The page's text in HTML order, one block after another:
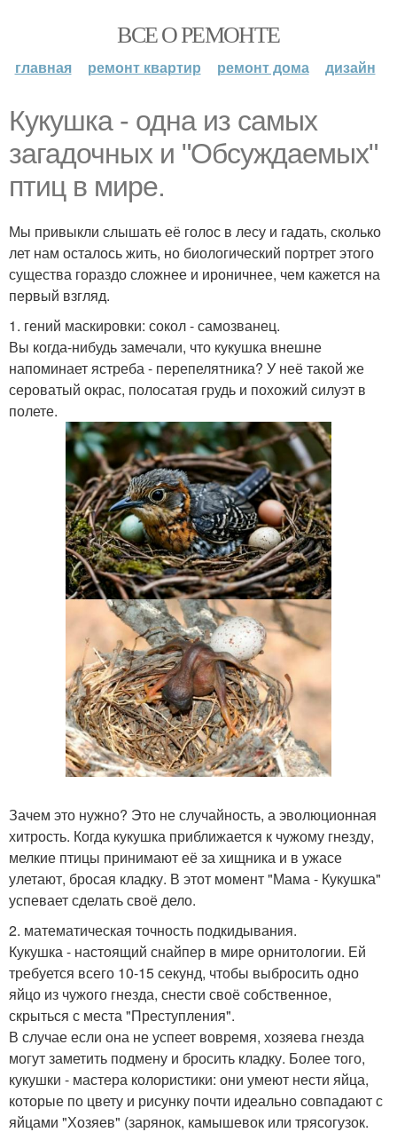
ВСЕ О РЕМОНТЕ
главная ремонт квартир ремонт дома дизайн
Кукушка - одна из самых
загадочных и "Обсуждаемых"
птиц в мире.
Мы привыкли слышать её голос в лесу и гадать, сколько
лет нам осталось жить, но биологический портрет этого
существа гораздо сложнее и ироничнее, чем кажется на
первый взгляд.
1. гений маскировки: сокол - самозванец.
Вы когда-нибудь замечали, что кукушка внешне
напоминает ястреба - перепелятника? У неё такой же
сероватый окрас, полосатая грудь и похожий силуэт в
полете.
Зачем это нужно? Это не случайность, а эволюционная
хитрость. Когда кукушка приближается к чужому гнезду,
мелкие птицы принимают её за хищника и в ужасе
улетают, бросая кладку. В этот момент "Мама - Кукушка"
успевает сделать своё дело.
2. математическая точность подкидывания.
Кукушка - настоящий снайпер в мире орнитологии. Ей
требуется всего 10-15 секунд, чтобы выбросить одно
яйцо из чужого гнезда, снести своё собственное,
скрыться с места "Преступления".
В случае если она не успеет вовремя, хозяева гнезда
могут заметить подмену и бросить кладку. Более того,
кукушки - мастера колористики: они умеют нести яйца,
которые по цвету и рисунку почти идеально совпадают с
яйцами "Хозяев" (зарянок, камышевок или трясогузок.